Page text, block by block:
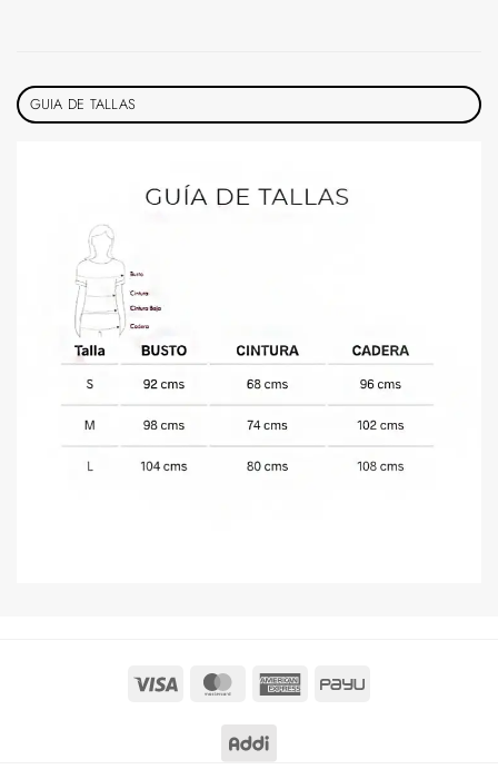
GUIA DE TALLAS
Visa MasterCardAmericanPayU